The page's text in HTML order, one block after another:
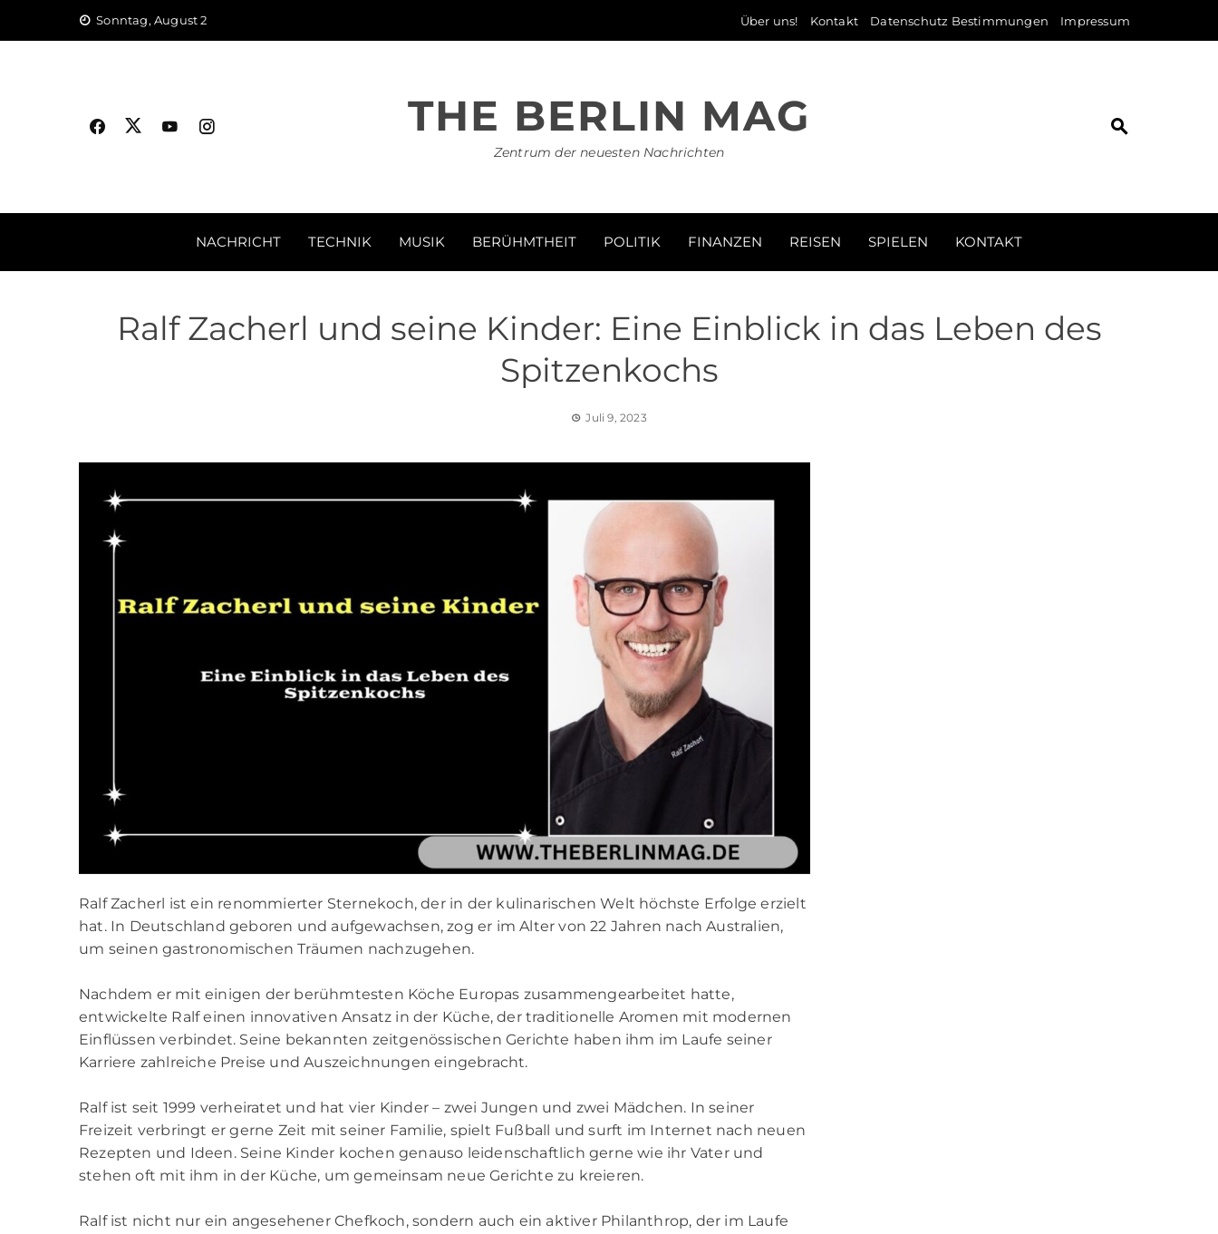
Sonntag, August 2 Über uns! Kontakt Datenschutz Bestimmungen Impressum
THE BERLIN MAG
Zentrum der neuesten Nachrichten
NACHRICHT TECHNIK MUSIK BERÜHMTHEIT POLITIK FINANZEN REISEN SPIELEN KONTAKT
Ralf Zacherl und seine Kinder: Eine Einblick in das Leben des
Spitzenkochs
Juli 9, 2023
Ralf Zacherl ist ein renommierter Sternekoch, der in der kulinarischen Welt höchste Erfolge erzielt
hat. In Deutschland geboren und aufgewachsen, zog er im Alter von 22 Jahren nach Australien,
um seinen gastronomischen Träumen nachzugehen.
Nachdem er mit einigen der berühmtesten Köche Europas zusammengearbeitet hatte,
entwickelte Ralf einen innovativen Ansatz in der Küche, der traditionelle Aromen mit modernen
Einflüssen verbindet. Seine bekannten zeitgenössischen Gerichte haben ihm im Laufe seiner
Karriere zahlreiche Preise und Auszeichnungen eingebracht.
Ralf ist seit 1999 verheiratet und hat vier Kinder – zwei Jungen und zwei Mädchen. In seiner
Freizeit verbringt er gerne Zeit mit seiner Familie, spielt Fußball und surft im Internet nach neuen
Rezepten und Ideen. Seine Kinder kochen genauso leidenschaftlich gerne wie ihr Vater und
stehen oft mit ihm in der Küche, um gemeinsam neue Gerichte zu kreieren.
Ralf ist nicht nur ein angesehener Chefkoch, sondern auch ein aktiver Philanthrop, der im Laufe